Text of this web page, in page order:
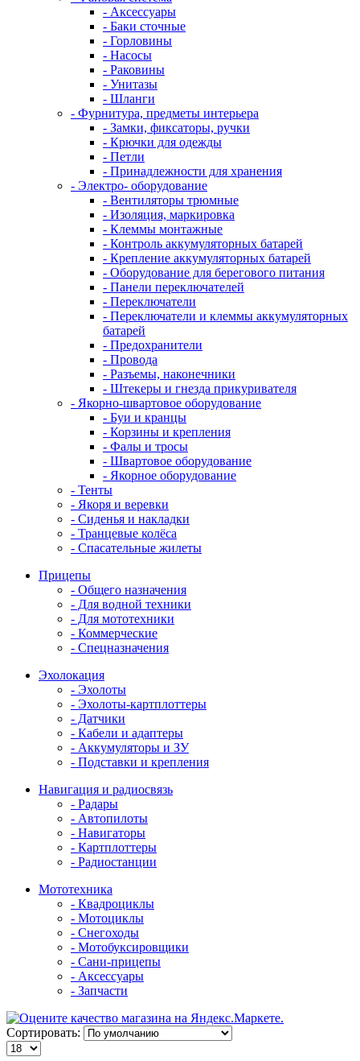
- Аксессуары
- Баки сточные
- Горловины
- Насосы
- Раковины
- Унитазы
- Шланги
- Фурнитура, предметы интерьера
- Замки, фиксаторы, ручки
- Крючки для одежды
- Петли
- Принадлежности для хранения
- Электро- оборудование
- Вентиляторы трюмные
- Изоляция, маркировка
- Клеммы монтажные
- Контроль аккумуляторных батарей
- Крепление аккумуляторных батарей
- Оборудование для берегового питания
- Панели переключателей
- Переключатели
- Переключатели и клеммы аккумуляторных
батарей
- Предохранители
- Провода
- Разъемы, наконечники
- Штекеры и гнезда прикуривателя
- Якорно-швартовое оборудование
- Буи и кранцы
- Корзины и крепления
- Фалы и тросы
- Швартовое оборудование
- Якорное оборудование
- Тенты
- Якоря и веревки
- Сиденья и накладки
- Транцевые колёса
- Спасательные жилеты
Прицепы
- Общего назначения
- Для водной техники
- Для мототехники
- Коммерческие
- Спецназначения
Эхолокация
- Эхолоты
- Эхолоты-картплоттеры
- Датчики
- Кабели и адаптеры
- Аккумуляторы и ЗУ
- Подставки и крепления
Навигация и радиосвязь
- Радары
- Автопилоты
- Навигаторы
- Картплоттеры
- Радиостанции
Мототехника
- Квадроциклы
- Мотоциклы
- Снегоходы
- Мотобуксировщики
- Сани-прицепы
- Аксессуары
- Запчасти
Сортировать: